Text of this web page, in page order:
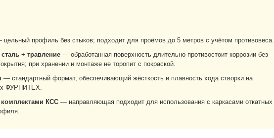
профиль без стыков; подходит для проёмов до 5 метров с учётом противовеса.
+ травление — обработанная поверхность длительно противостоит коррозии без
при хранении и монтаже не торопит с покраской.
— стандартный формат, обеспечивающий жёсткость и плавность хода створки на
ФУРНИТЕХ.
КСС — направляющая подходит для использования с каркасами откатных